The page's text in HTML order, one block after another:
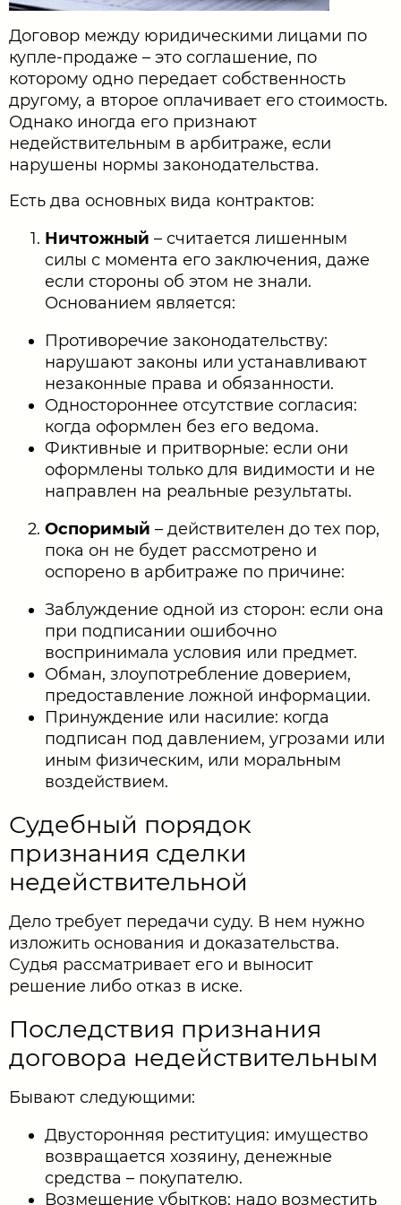
Договор между юридическими лицами по
купле-продаже – это соглашение, по
которому одно передает собственность
другому, а второе оплачивает его стоимость.
Однако иногда его признают
недействительным в арбитраже, если
нарушены нормы законодательства.
Есть два основных вида контрактов:
Ничтожный – считается лишенным
силы с момента его заключения, даже
если стороны об этом не знали.
Основанием является:
Противоречие законодательству:
нарушают законы или устанавливают
незаконные права и обязанности.
Одностороннее отсутствие согласия:
когда оформлен без его ведома.
Фиктивные и притворные: если они
оформлены только для видимости и не
направлен на реальные результаты.
Оспоримый – действителен до тех пор,
пока он не будет рассмотрено и
оспорено в арбитраже по причине:
Заблуждение одной из сторон: если она
при подписании ошибочно
воспринимала условия или предмет.
Обман, злоупотребление доверием,
предоставление ложной информации.
Принуждение или насилие: когда
подписан под давлением, угрозами или
иным физическим, или моральным
воздействием.
Судебный порядок
признания сделки
недействительной
Дело требует передачи суду. В нем нужно
изложить основания и доказательства.
Судья рассматривает его и выносит
решение либо отказ в иске.
Последствия признания
договора недействительным
Бывают следующими:
Двусторонняя реституция: имущество
возвращается хозяину, денежные
средства – покупателю.
Возмещение убытков: надо возместить